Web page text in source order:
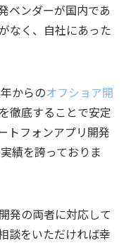
ベンダーが国内であ
なく、自社にあった
からのオフショア開
徹底することで安定
トフォンアプリ開発
績を誇っておりま
発の両者に対応して
談をいただければ幸